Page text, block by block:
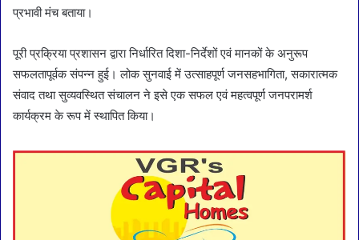
प्रभावी मंच बताया।
पूरी प्रक्रिया प्रशासन द्वारा निर्धारित दिशा-निर्देशों एवं मानकों के अनुरूप
सफलतापूर्वक संपन्न हुई। लोक सुनवाई में उत्साहपूर्ण जनसहभागिता, सकारात्मक
संवाद तथा सुव्यवस्थित संचालन ने इसे एक सफल एवं महत्वपूर्ण जनपरामर्श
कार्यक्रम के रूप में स्थापित किया।